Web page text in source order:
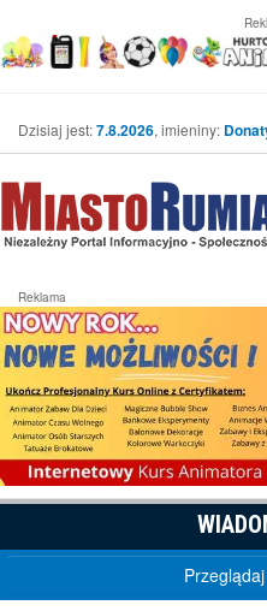
Dzisiaj jest:7.8.2026, imieniny:
Reklama